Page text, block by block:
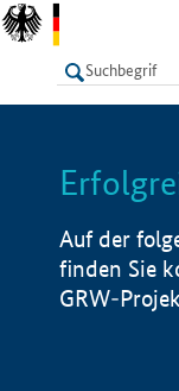
LISTE
Auf der
finden Sie
GRW-